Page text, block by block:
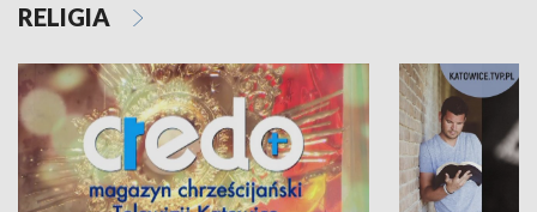
RELIGIA